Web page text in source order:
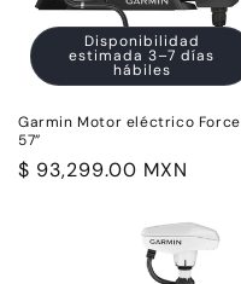
n
Disponibilidad
estimada 3–7 días
hábiles
Garmin Motor eléctrico Force
57”
Precio
$ 93,299.00 MXN